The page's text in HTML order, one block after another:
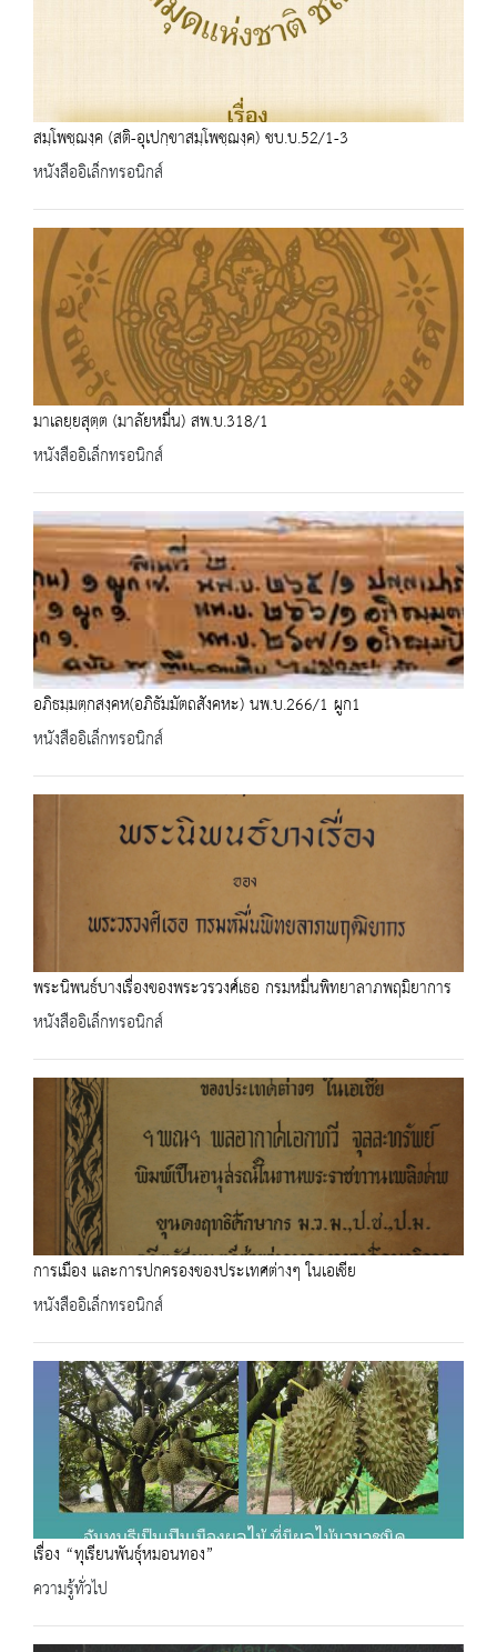
สมฺโพชฺฌงฺค (สติ-อุเปกฺขาสมฺโพชฺฌงฺค) ชบ.บ.52/1-3
หนังสืออิเล็กทรอนิกส์
มาเลยฺยสุตฺต (มาลัยหมื่น) สพ.บ.318/1
หนังสืออิเล็กทรอนิกส์
อภิธมฺมตฺกสงฺคห(อภิธัมมัตถสังคหะ) นพ.บ.266/1 ผูก1
หนังสืออิเล็กทรอนิกส์
พระนิพนธ์บางเรื่องของพระวรวงศ์เธอ กรมหมื่นพิทยาลาภพฤมิยาการ
หนังสืออิเล็กทรอนิกส์
การเมือง และการปกครองของประเทศต่างๆ ในเอเชีย
หนังสืออิเล็กทรอนิกส์
เรื่อง “ทุเรียนพันธุ์หมอนทอง”
ความรู้ทั่วไป